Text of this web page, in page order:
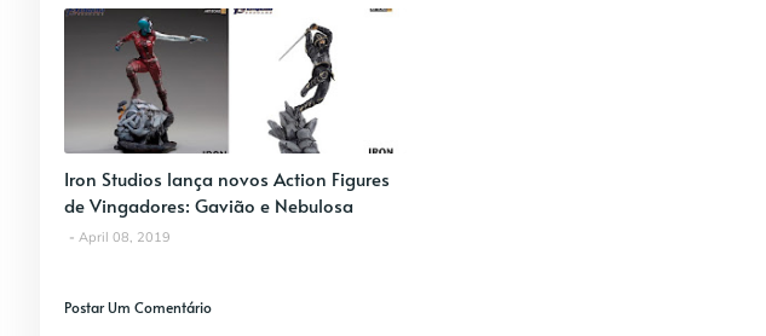
Iron Studios lança novos Action Figures
de Vingadores: Gavião e Nebulosa
April 08, 2019
Postar Um Comentário